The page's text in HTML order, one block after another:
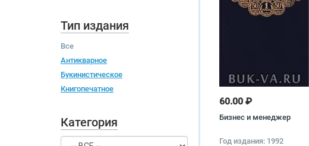
Тип издания
Все
Антикварное
Букинистическое
Книгопечатное
Категория
60.00 ₽
Бизнес и менеджер
Год издания: 1992